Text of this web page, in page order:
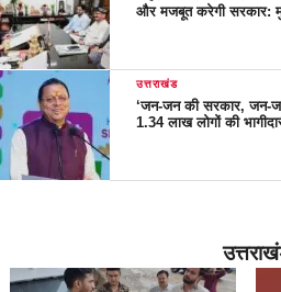
और मजबूत करेगी सरकार:
उत्तराखंड
‘जन-जन की सरकार, जन-
1.34 लाख लोगों की